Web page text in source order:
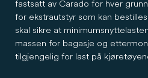
fastsatt av Carado for hver
for ekstrautstyr som kan
skal sikre at
massen for bagasje og
tilgjengelig for last på